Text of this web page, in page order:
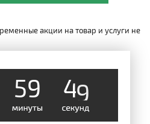
акции на товар и услуги не
59 48